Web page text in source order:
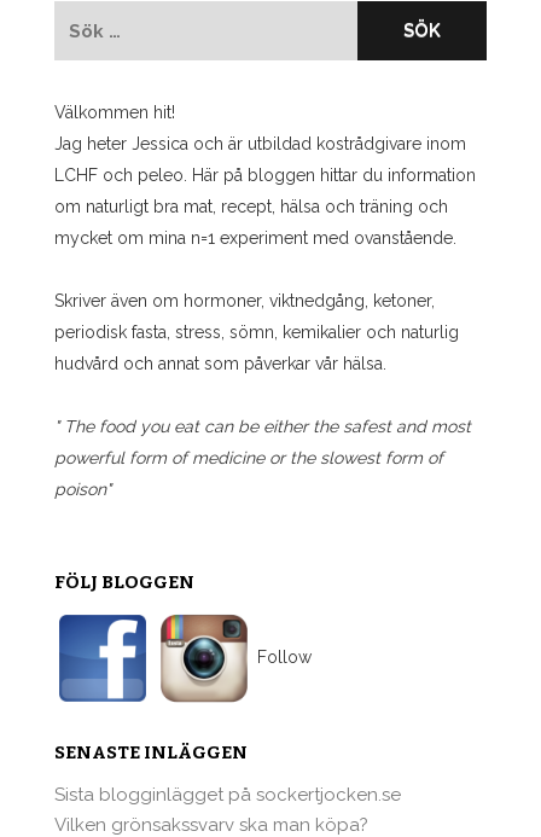
Välkommen hit!
Jag heter Jessica och är utbildad kostrådgivare inom
LCHF och peleo. Här på bloggen hittar du information
om naturligt bra mat, recept, hälsa och träning och
mycket om mina n=1 experiment med ovanstående.
Skriver även om hormoner, viktnedgång, ketoner,
periodisk fasta, stress, sömn, kemikalier och naturlig
hudvård och annat som påverkar vår hälsa.
" The food you eat can be either the safest and most
powerful form of medicine or the slowest form of
poison"
FÖLJ BLOGGEN
Follow
SENASTE INLÄGGEN
Sista blogginlägget på sockertjocken.se
Vilken grönsakssvarv ska man köpa?